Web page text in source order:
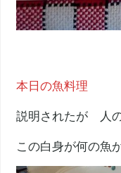
本日の魚料理
説明されたが 人
この白身が何の魚